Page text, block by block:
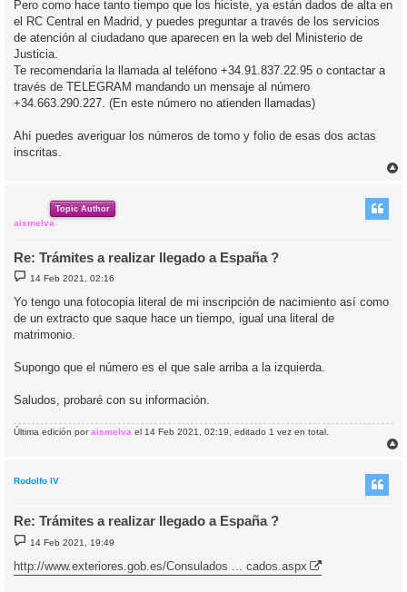
Pero como hace tanto tiempo que los hiciste, ya están dados de alta en
el RC Central en Madrid, y puedes preguntar a través de los servicios
de atención al ciudadano que aparecen en la web del Ministerio de
Justicia.
Te recomendaría la llamada al teléfono +34.91.837.22.95 o contactar a
través de TELEGRAM mandando un mensaje al número
+34.663.290.227. (En este número no atienden llamadas)
Ahí puedes averiguar los números de tomo y folio de esas dos actas
inscritas.
Topic Author
aismelva
Re: Trámites a realizar llegado a España ?
M
e
s
a
e
14 Feb 2021, 02:16
Yo tengo una fotocopia literal de mi inscripción de nacimiento así como
de un extracto que saque hace un tiempo, igual una literal de
matrimonio.
Supongo que el número es el que sale arriba a la izquierda.
Saludos, probaré con su información.
Última edición poraismelva el 14 Feb 2021, 02:19, editado 1 vez en total.
Rodolfo IV
Re: Trámites a realizar llegado a España ?
M
e
s
14 Feb 2021, 19:49
http://www.exteriores.gob.es/Consulados ... cados.aspx